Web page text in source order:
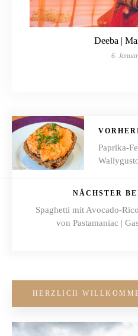
Deeba |
6.
Paprika-
NÄCHSTER
Spaghetti mit Avocado-
von Pastamaniac |
HERZLICH